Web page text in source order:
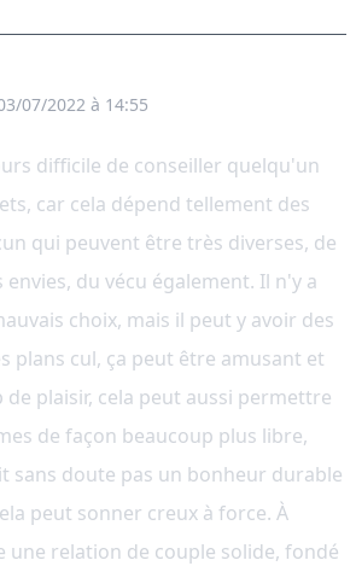
07/2022 à 14:55
difficile de conseiller quelqu'un
car cela dépend tellement des
qui peuvent être très diverses, de
du vécu également. Il n'y a
choix, mais il peut y avoir des
plans cul, ça peut être amusant et
plaisir, cela peut aussi permettre
de façon beaucoup plus libre,
sans doute pas un bonheur durable
peut sonner creux à force. À
une relation de couple solide, fondé